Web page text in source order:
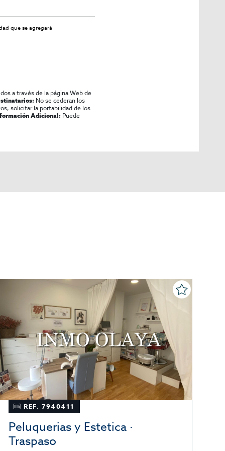
que se agregará
a través de la página Web de
No se cederan los
solicitar la portabilidad de los
Adicional: Puede
REF. 7940411
Peluquerias y Estetica ·
Traspaso